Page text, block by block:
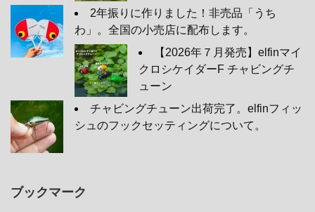
2年振りに作りました！非売品「うち
わ」。全国の小売店に配布します。
【2026年７月発売】elfinマイ
クロシケイダーF チャビングチ
ューン
チャビングチューン出荷完了。elfinフィッ
シュのフックセッティングについて。
ブックマーク